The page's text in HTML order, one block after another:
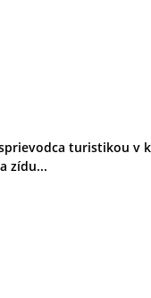
turistikou v
zídu...